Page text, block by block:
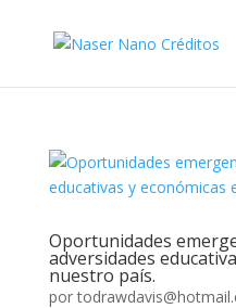
Oportunidades
adversidades
nuestro país.
por